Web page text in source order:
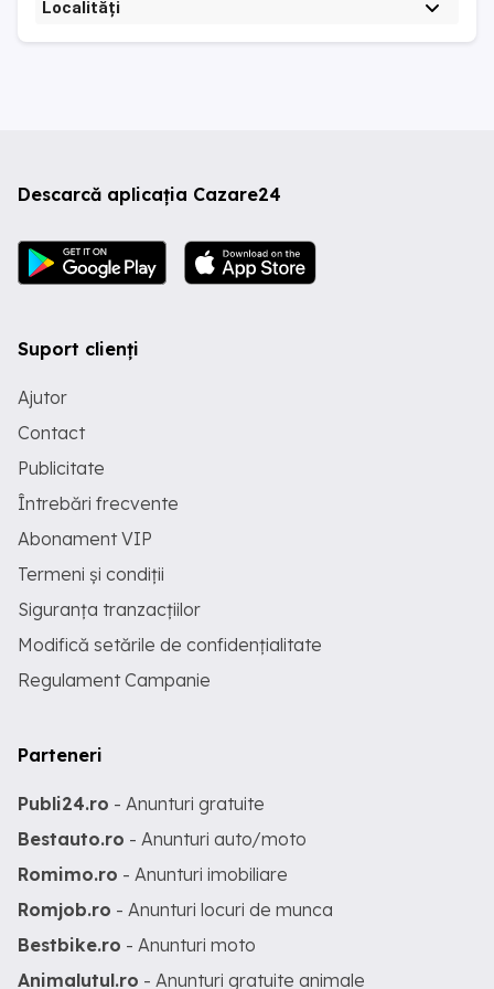
Localități
Descarcă aplicația Cazare24
Suport clienți
Ajutor
Contact
Publicitate
Întrebări frecvente
Abonament VIP
Termeni și condiții
Siguranța tranzacțiilor
Modifică setările de confidențialitate
Regulament Campanie
Parteneri
Publi24.ro - Anunturi gratuite
Bestauto.ro - Anunturi auto/moto
Romimo.ro - Anunturi imobiliare
Romjob.ro - Anunturi locuri de munca
Bestbike.ro - Anunturi moto
Animalutul.ro - Anunturi gratuite animale